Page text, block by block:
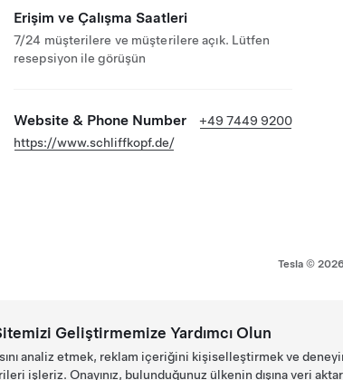
Erişim ve Çalışma Saatleri
7/24 müşterilere ve müşterilere açık. Lütfen
resepsiyon ile görüşün
Website & Phone Number
+49 7449 9200
https://www.schliffkopf.de/
Tesla © 2026
Geliştirmemize Yardımcı Olun
analiz etmek, reklam içeriğini kişiselleştirmek ve
işleriz. Onayınız, bulunduğunuz ülkenin dışına veri